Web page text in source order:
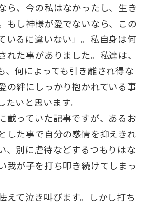
ら、今の私はなかったし、生き
もし神様が愛でないなら、この
いるに違いない」。私自身は何
れた事がありました。私達は、
、何によっても引き離され得な
の絆にしっかり抱かれている事
いと思います。
載っていた記事ですが、あるお
した事で自分の感情を抑えきれ
、別に虐待などするつもりはな
我が子を打ち叩き続けてしまっ
えて泣き叫びます。しかし打ち